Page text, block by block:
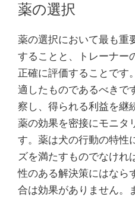
薬の選択
薬の選択において最も重
することと、トレーナー
正確に評価することです
適したものであるべきで
察し、得られる利益を継
薬の効果を密接にモニタ
す。薬は犬の行動の特性
ズを満たすものでなけれ
性のある解決策にはなら
合は効果がありません。